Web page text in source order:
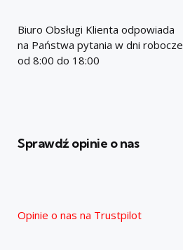
Biuro Obsługi Klienta odpowiada
na Państwa pytania w dni robocze
od 8:00 do 18:00
Sprawdź opinie o nas
Opinie o nas na Trustpilot